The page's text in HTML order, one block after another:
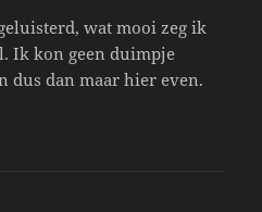
wat mooi zeg ik
Ik kon geen duimpje
dus dan maar hier even.